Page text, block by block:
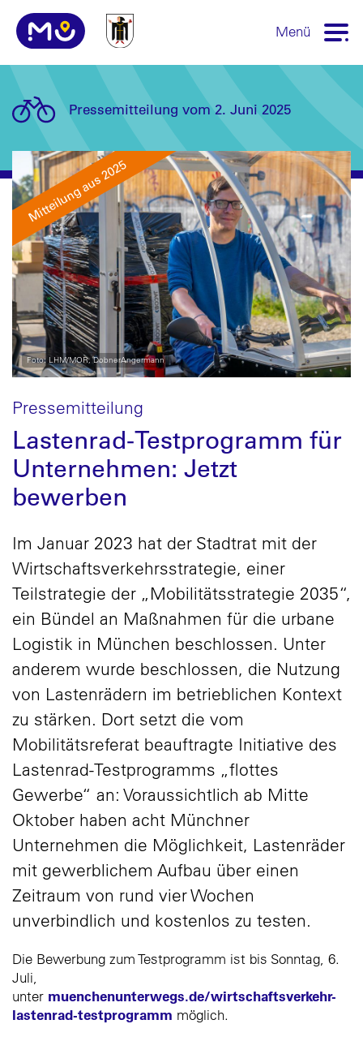
Menü
Pressemitteilung vom 2. Juni 2025
Pressemitteilung
Lastenrad-Testprogramm für
Unternehmen: Jetzt
bewerben
Im Januar 2023 hat der Stadtrat mit der
Wirtschaftsverkehrsstrategie, einer
Teilstrategie der „Mobilitätsstrategie 2035“,
ein Bündel an Maßnahmen für die urbane
Logistik in München beschlossen. Unter
anderem wurde beschlossen, die Nutzung
von Lastenrädern im betrieblichen Kontext
zu stärken. Dort setzt die vom
Mobilitätsreferat beauftragte Initiative des
Lastenrad-Testprogramms „flottes
Gewerbe“ an: Voraussichtlich ab Mitte
Oktober haben acht Münchner
Unternehmen die Möglichkeit, Lastenräder
mit gewerblichem Aufbau über einen
Zeitraum von rund vier Wochen
unverbindlich und kostenlos zu testen.
Foto: LHM/MOR, DobnerAngermann
Mitteilung aus 2025
Die Bewerbung zum Testprogramm ist bis Sonntag, 6.
Juli,
unter muenchenunterwegs.de/wirtschaftsverkehr-
lastenrad-testprogramm möglich.